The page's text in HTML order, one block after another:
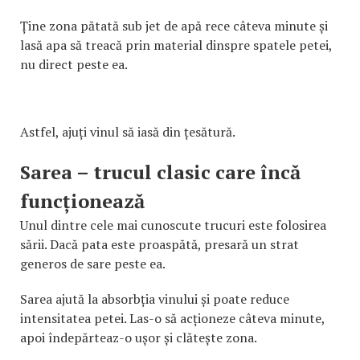
Ține zona pătată sub jet de apă rece câteva minute și
lasă apa să treacă prin material dinspre spatele petei,
nu direct peste ea.
Astfel, ajuți vinul să iasă din țesătură.
Sarea – trucul clasic care încă
funcționează
Unul dintre cele mai cunoscute trucuri este folosirea
sării. Dacă pata este proaspătă, presară un strat
generos de sare peste ea.
Sarea ajută la absorbția vinului și poate reduce
intensitatea petei. Las-o să acționeze câteva minute,
apoi îndepărteaz-o ușor și clătește zona.